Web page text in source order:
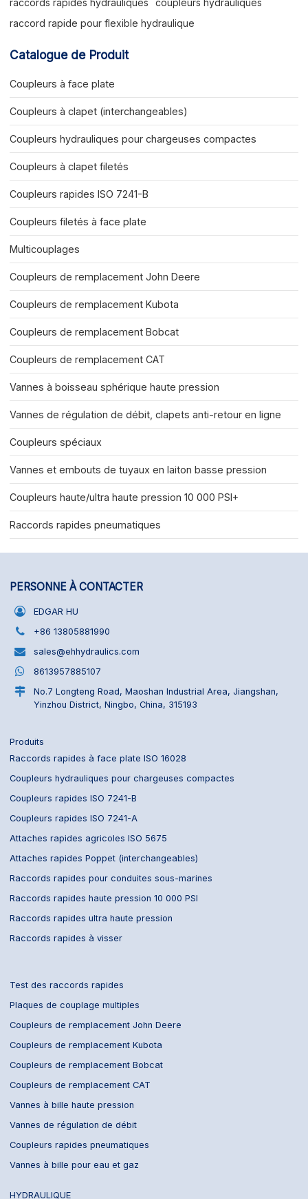
raccords rapides hydrauliques
coupleurs hydrauliques
raccord rapide pour flexible hydraulique
Catalogue de Produit
Coupleurs à face plate
Coupleurs à clapet (interchangeables)
Coupleurs hydrauliques pour chargeuses compactes
Coupleurs à clapet filetés
Coupleurs rapides ISO 7241-B
Coupleurs filetés à face plate
Multicouplages
Coupleurs de remplacement John Deere
Coupleurs de remplacement Kubota
Coupleurs de remplacement Bobcat
Coupleurs de remplacement CAT
Vannes à boisseau sphérique haute pression
Vannes de régulation de débit, clapets anti-retour en ligne
Coupleurs spéciaux
Vannes et embouts de tuyaux en laiton basse pression
Coupleurs haute/ultra haute pression 10 000 PSI+
Raccords rapides pneumatiques
PERSONNE À CONTACTER
EDGAR HU
+86 13805881990
sales@ehhydraulics.com
8613957885107
No.7 Longteng Road, Maoshan Industrial Area, Jiangshan,
Yinzhou District, Ningbo, China, 315193
Produits
Raccords rapides à face plate ISO 16028
Coupleurs hydrauliques pour chargeuses compactes
Coupleurs rapides ISO 7241-B
Coupleurs rapides ISO 7241-A
Attaches rapides agricoles ISO 5675
Attaches rapides Poppet (interchangeables)
Raccords rapides pour conduites sous-marines
Raccords rapides haute pression 10 000 PSI
Raccords rapides ultra haute pression
Raccords rapides à visser
Test des raccords rapides
Plaques de couplage multiples
Coupleurs de remplacement John Deere
Coupleurs de remplacement Kubota
Coupleurs de remplacement Bobcat
Coupleurs de remplacement CAT
Vannes à bille haute pression
Vannes de régulation de débit
Coupleurs rapides pneumatiques
Vannes à bille pour eau et gaz
HYDRAULIQUE